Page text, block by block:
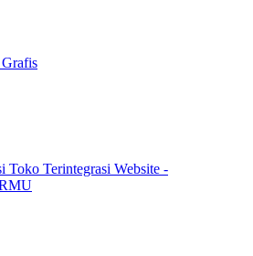
Toko Terintegrasi Website -